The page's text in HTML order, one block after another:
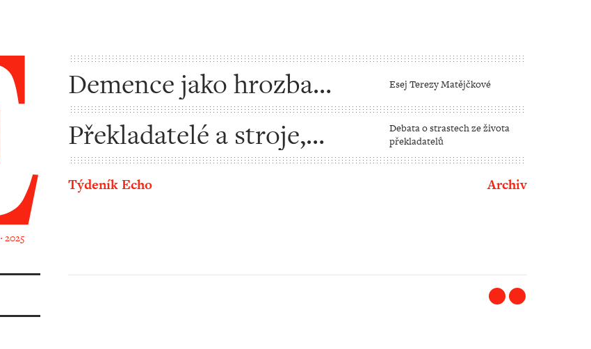
2025
Demence jako hrozba
dneška
Esej Terezy Matějčkové
Překladatelé a stroje,
které je nahradí
Debata o strastech ze života
překladatelů
Týdeník Echo Archiv